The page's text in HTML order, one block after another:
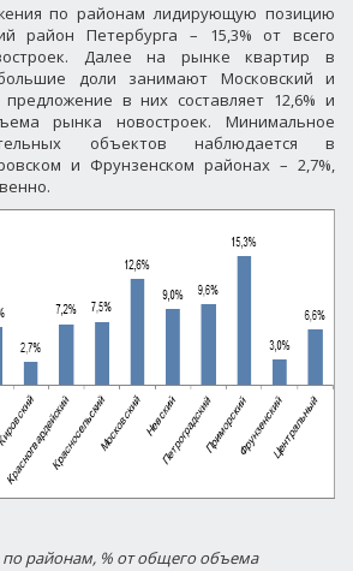
по районам лидирующую позицию
район Петербурга – 15,3% от всего
Далее на рынке квартир в
доли занимают Московский и
в них составляет 12,6% и
рынка новостроек. Минимальное
объектов наблюдается в
и Фрунзенском районах – 2,7%,
по районам, % от общего объема